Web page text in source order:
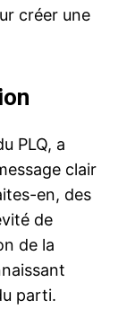
créer une
PLQ, a
clair
en, des
de
de la
parti.